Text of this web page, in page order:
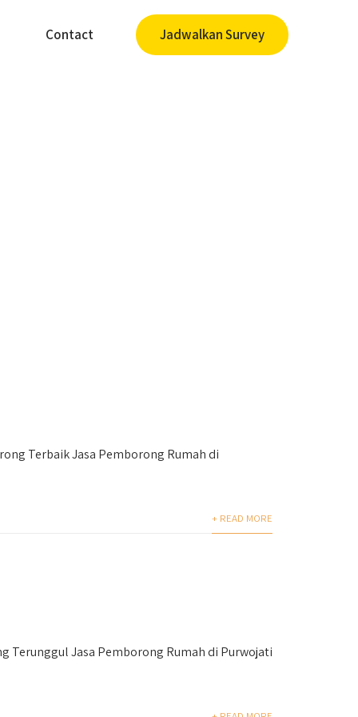
Contact Jadwalkan Survey
Terbaik Jasa Pemborong Rumah di
+ READ MORE
Terunggul Jasa Pemborong Rumah di Purwojati